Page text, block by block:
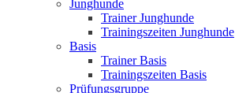
Junghunde
Trainer Junghunde
Trainingszeiten Junghunde
Basis
Trainer Basis
Trainingszeiten Basis
Prüfungsgruppe